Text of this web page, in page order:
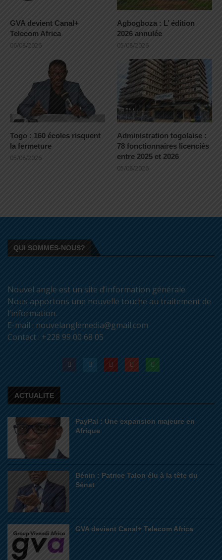
GVA devient Canal+
Telecom Africa
06/08/2026
Agbogboza : L’ édition
2026 annulée
05/08/2026
Togo : 160 écoles risquent
la fermeture
05/08/2026
Administration togolaise :
78 fonctionnaires licenciés
entre 2025 et 2026
05/08/2026
QUI SOMMES-NOUS?
Nouvel angle est un site d’information générale.
Nous apportons une nouvelle touche au traitement de
l’information.
E-mail : nouvelanglemedia@gmail.com
Contact : +228 99 00 68 05
ACTUALITE
PayPal : Une expansion majeure en
Afrique
Bénin : Patrice Talon élu à la tête du
Sénat
GVA devient Canal+ Telecom Africa